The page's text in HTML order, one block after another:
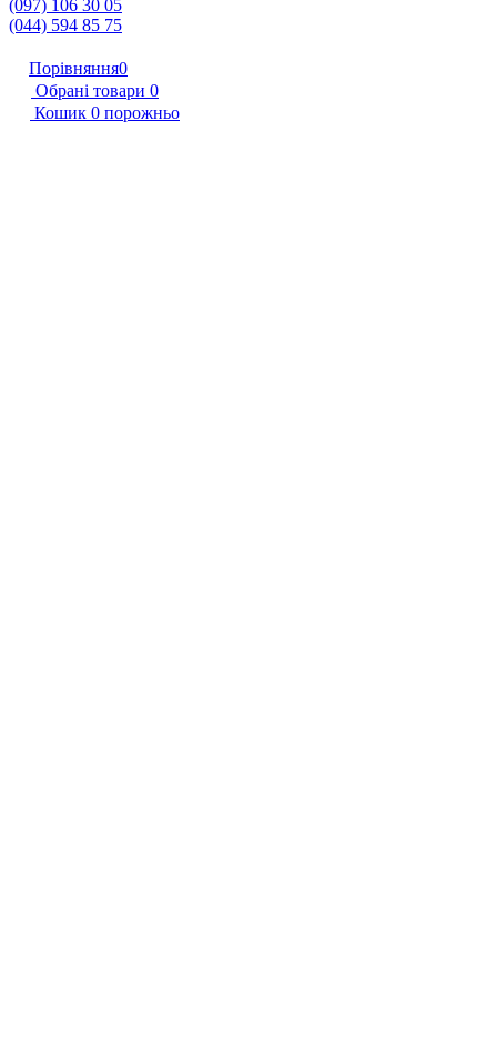
(097) 106 30 05
(044) 594 85 75
Порівняння0
Обрані товари 0
Кошик 0 порожньо